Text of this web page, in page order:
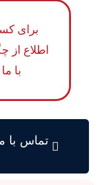
برای
اطلاع از
با
تماس با